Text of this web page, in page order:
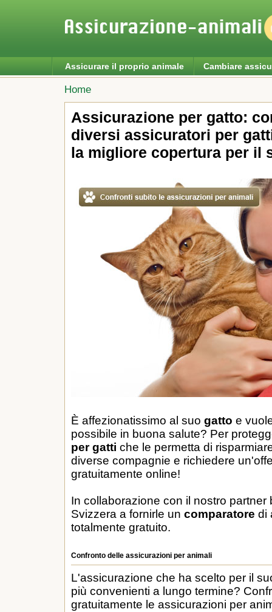
Assicurare il proprio animale Cambiare
Home
Assicurazione per gatto:
diversi assicuratori per
la migliore copertura per il
È affezionatissimo al suo gatto e
possibile in buona salute? Per
per gatti che le permetta di
diverse compagnie e richiedere
gratuitamente online!
In collaborazione con il nostro
Svizzera a fornirle un comparatore di
totalmente gratuito.
Confronto delle assicurazioni per animali
L'assicurazione che ha scelto per il
più convenienti a lungo termine?
gratuitamente le assicurazioni per